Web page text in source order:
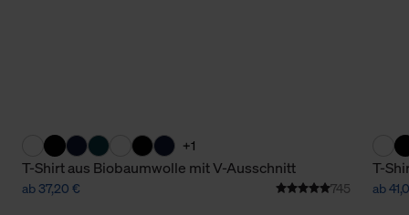
+1
T-Shirt aus Biobaumwolle mit V-Ausschnitt
ab 37,20 € 745
T-
ab